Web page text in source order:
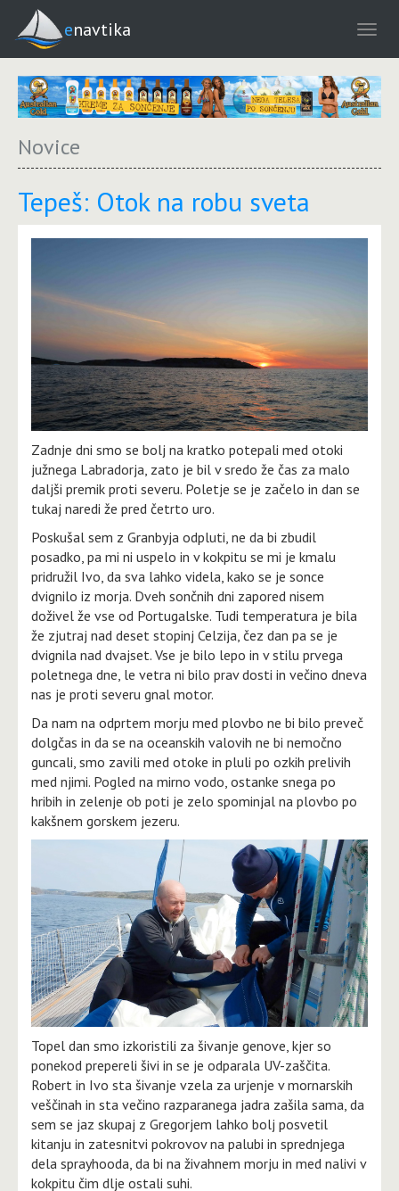
enavtika
Novice
Tepeš: Otok na robu sveta
Zadnje dni smo se bolj na kratko potepali med otoki
južnega Labradorja, zato je bil v sredo že čas za malo
daljši premik proti severu. Poletje se je začelo in dan se
tukaj naredi že pred četrto uro.
Poskušal sem z Granbyja odpluti, ne da bi zbudil
posadko, pa mi ni uspelo in v kokpitu se mi je kmalu
pridružil Ivo, da sva lahko videla, kako se je sonce
dvignilo iz morja. Dveh sončnih dni zapored nisem
doživel že vse od Portugalske. Tudi temperatura je bila
že zjutraj nad deset stopinj Celzija, čez dan pa se je
dvignila nad dvajset. Vse je bilo lepo in v stilu prvega
poletnega dne, le vetra ni bilo prav dosti in večino dneva
nas je proti severu gnal motor.
Da nam na odprtem morju med plovbo ne bi bilo preveč
dolgčas in da se na oceanskih valovih ne bi nemočno
guncali, smo zavili med otoke in pluli po ozkih prelivih
med njimi. Pogled na mirno vodo, ostanke snega po
hribih in zelenje ob poti je zelo spominjal na plovbo po
kakšnem gorskem jezeru.
Topel dan smo izkoristili za šivanje genove, kjer so
ponekod prepereli šivi in se je odparala UV-zaščita.
Robert in Ivo sta šivanje vzela za urjenje v mornarskih
veščinah in sta večino razparanega jadra zašila sama, da
sem se jaz skupaj z Gregorjem lahko bolj posvetil
kitanju in zatesnitvi pokrovov na palubi in sprednjega
dela sprayhooda, da bi na živahnem morju in med nalivi v
kokpitu čim dlje ostali suhi.